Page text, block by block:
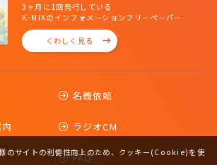
3ヶ月に1回発行している
K-MIXのインフォメーションフリーペーパー
くわしく見る
名義依頼
ラジオCM
FAQ
のサイトの利便性向上のため、クッキー(Cookie)を使